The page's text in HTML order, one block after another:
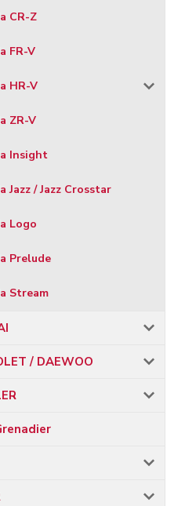
CR-Z
FR-V
HR-V
ZR-V
Insight
Jazz / Jazz Crosstar
Logo
Prelude
Stream
/ DAEWOO